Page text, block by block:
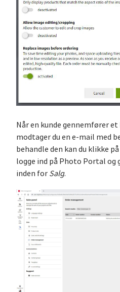
Når en kunde gennemfører
modtager du en e-mail med
behandle den kan du klikke
logge ind på Photo Portal og
inden for Salg.